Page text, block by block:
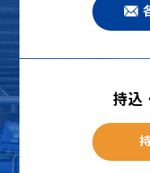
持込